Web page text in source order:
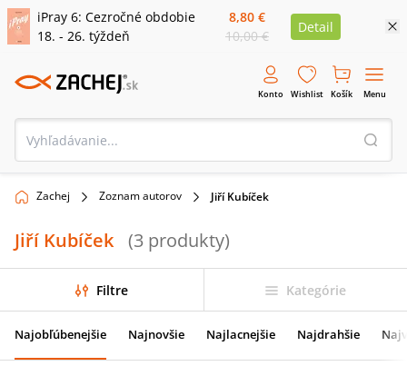
iPray 6: Cezročné obdobie
18. - 26. týždeň
8,80 €
10,00 €
Detail
Konto Wishlist Košík Menu
Zachej Zoznam autorov Jiří Kubíček
Jiří Kubíček (3 produkty)
Filtre Kategórie
Najobľúbenejšie Najnovšie Najlacnejšie Najdrahšie